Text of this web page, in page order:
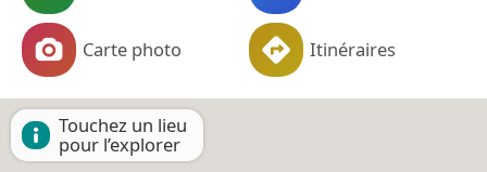
Carte photo Itinéraires
Touchez un lieu
pour l’explorer